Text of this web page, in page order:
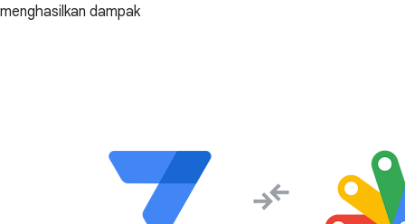
menghasilkan dampak